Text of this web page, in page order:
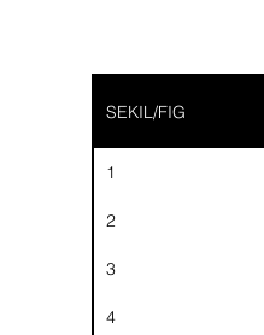
SEKIL/FIG
1
2
3
4